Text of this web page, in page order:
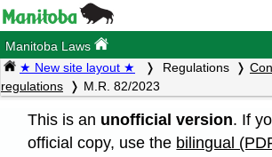
Manitoba Laws
★ New site layout ★ Regulations
regulations
M.R. 82/2023
This is an unofficial version. If
official copy, use the bilingual